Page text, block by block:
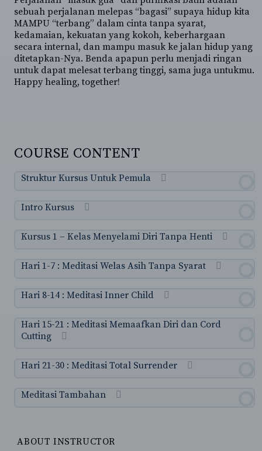
sebuah perjalanan melepas “bagasi” supaya hidup kita
MAMPU “terbang” dalam cinta tanpa syarat,
kedamaian, kekuatan yang kokoh, keberhargaan
secara internal, dan mampu masuk ke jalan hidup yang
ditetapkan-Nya. Benda apapun perlu menjadi ringan
untuk dapat melesat terbang tinggi, sama juga untukmu.
Happy healing, together!
COURSE CONTENT
Struktur Kursus Untuk Pemula
Intro Kursus
Kursus 1 – Kelas Menyelami Diri Tanpa Henti
Hari 1-7 : Meditasi Welas Asih Tanpa Syarat
Hari 8-14 : Meditasi Inner Child
Hari 15-21 : Meditasi Memaafkan Diri dan Cord
Cutting
Hari 21-30 : Meditasi Total Surrender
Meditasi Tambahan
ABOUT INSTRUCTOR